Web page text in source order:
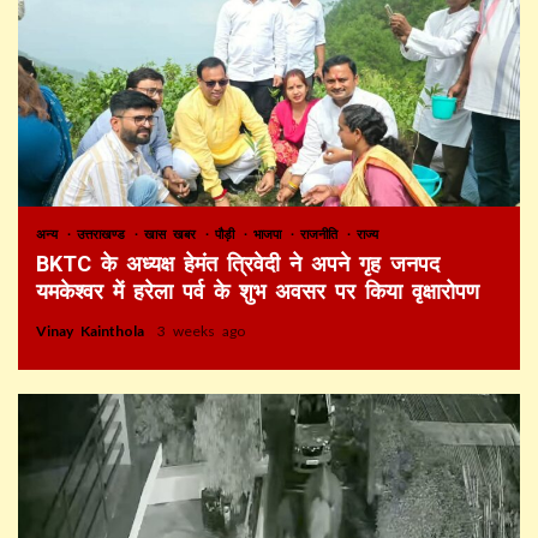
अन्य उत्तराखण्ड खास खबर पौड़ी भाजपा राजनीति राज्य
BKTC के अध्यक्ष हेमंत त्रिवेदी ने अपने गृह जनपद
यमकेश्वर में हरेला पर्व के शुभ अवसर पर किया वृक्षारोपण
Vinay Kainthola 3 weeks ago